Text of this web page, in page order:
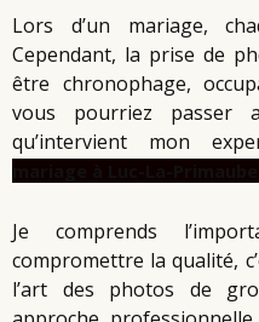
Lors d’un mariage,
Cependant, la prise de
être chronophage,
vous pourriez passer
qu’intervient mon
Je comprends
compromettre la qualité,
l’art des photos de